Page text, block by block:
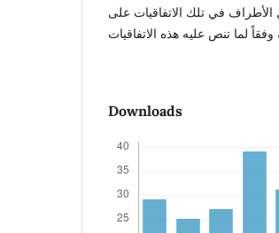
في تلك الاتفاقيات على
Downloads